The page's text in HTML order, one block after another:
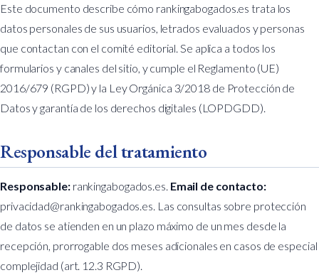
Este documento describe cómo rankingabogados.es trata los
datos personales de sus usuarios, letrados evaluados y personas
que contactan con el comité editorial. Se aplica a todos los
formularios y canales del sitio, y cumple el Reglamento (UE)
2016/679 (RGPD) y la Ley Orgánica 3/2018 de Protección de
Datos y garantía de los derechos digitales (LOPDGDD).
Responsable del tratamiento
Responsable:rankingabogados.es. Email de contacto:
privacidad@rankingabogados.es. Las consultas sobre protección
de datos se atienden en un plazo máximo de un mes desde la
recepción, prorrogable dos meses adicionales en casos de especial
complejidad (art. 12.3 RGPD).